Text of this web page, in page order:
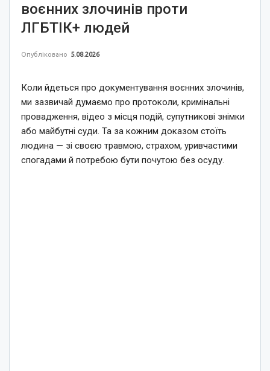
воєнних злочинів проти
ЛГБТІК+ людей
Опубліковано 5.08.2026
Коли йдеться про документування воєнних злочинів,
ми зазвичай думаємо про протоколи, кримінальні
провадження, відео з місця подій, супутникові знімки
або майбутні суди. Та за кожним доказом стоїть
людина — зі своєю травмою, страхом, уривчастими
спогадами й потребою бути почутою без осуду.